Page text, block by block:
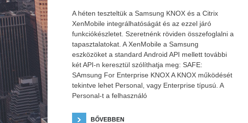
A héten teszteltük a Samsung KNOX és a Citrix
XenMobile integrálhatóságát és az ezzel járó
funkciókészletet. Szeretnénk röviden összefoglalni a
tapasztalatokat. A XenMobile a Samsung
eszközöket a standard Android API mellett további
két API-n keresztül szólíthatja meg: SAFE:
SAmsung For Enterprise KNOX A KNOX működését
tekintve lehet Personal, vagy Enterprise típusú. A
Personal-t a felhasználó
BŐVEBBEN